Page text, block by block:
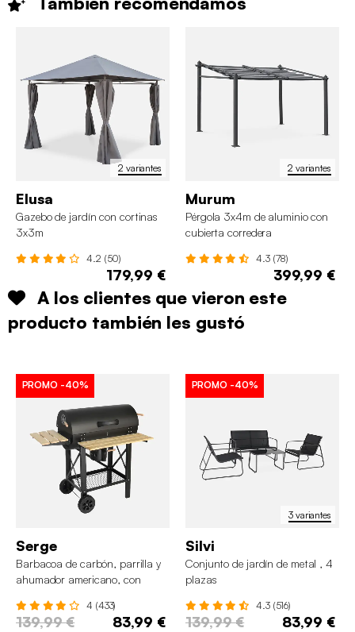
2 variantes
Elusa
Gazebo de jardín con cortinas
3x3m
4.2 (50)
179,99 €
2 variantes
Murum
Pérgola 3x4m de aluminio con
cubierta corredera
4.3 (78)
399,99 €
A los clientes que vieron este
producto también les gustó
PROMO -40%
Serge
Barbacoa de carbón, parrilla y
ahumador americano, con
4 (433)
139,99 € 83,99 €
3 variantes
PROMO -40%
Silvi
Conjunto de jardín de metal , 4
plazas
4.3 (516)
139,99 € 83,99 €